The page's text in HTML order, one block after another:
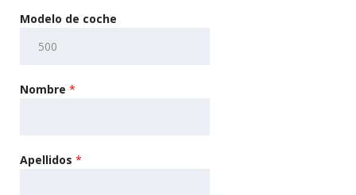
Modelo de coche
Nombre *
Apellidos *